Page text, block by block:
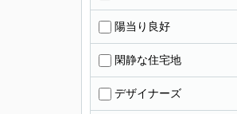
陽当り良好
閑静な住宅地
デザイナーズ